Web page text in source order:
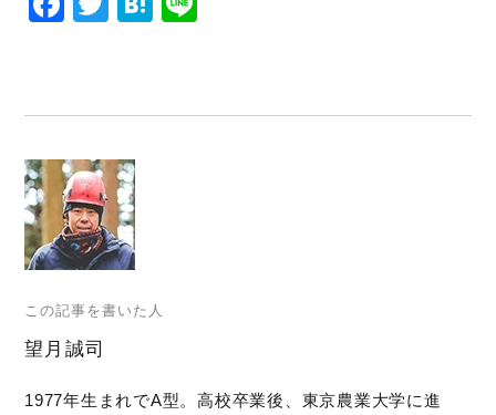
この記事を書いた人
望月誠司
1977年生まれでA型。高校卒業後、東京農業大学に進